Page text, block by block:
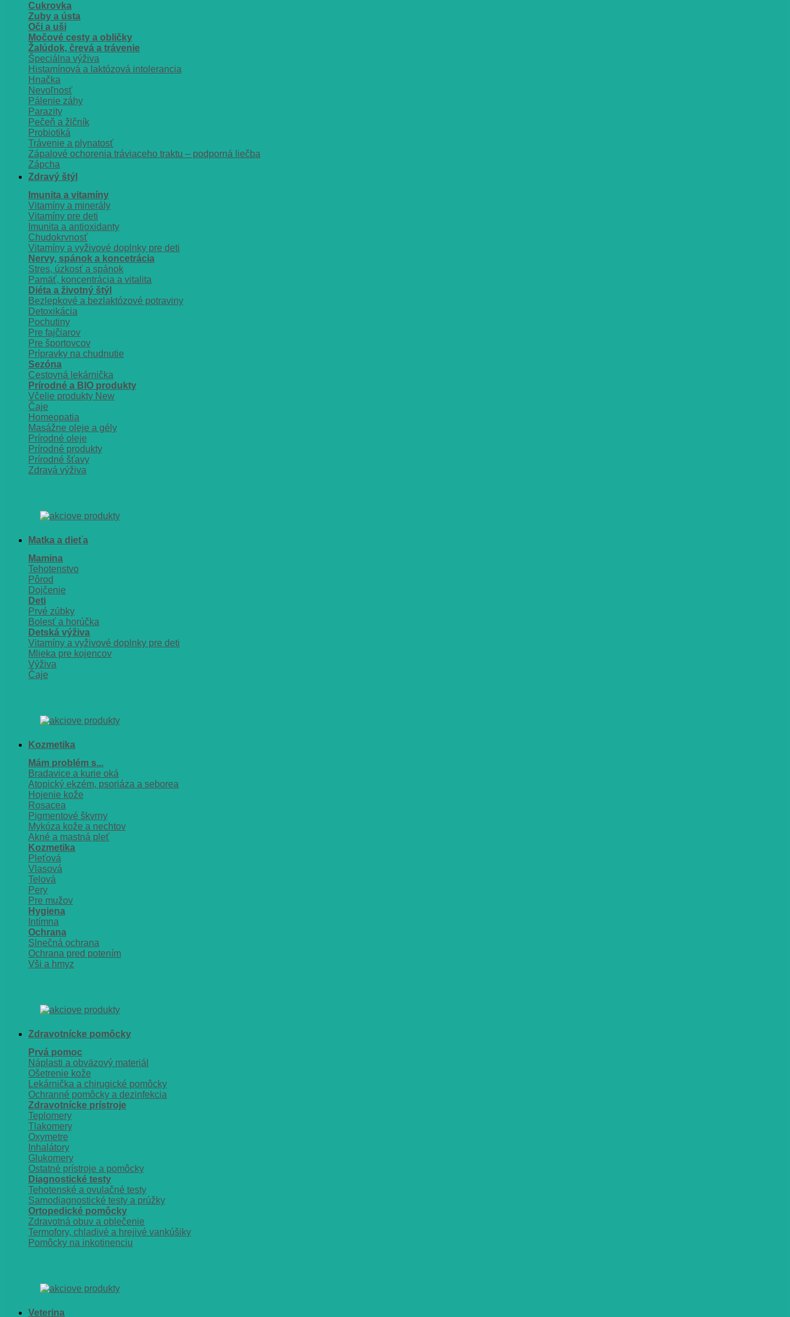
Cukrovka
Zuby a ústa
Oči a uši
Močové cesty a obličky
Žalúdok, črevá a trávenie
Špeciálna výživa
Histamínová a laktózová intolerancia
Hnačka
Nevoľnosť
Pálenie záhy
Parazity
Pečeň a žlčník
Probiotiká
Trávenie a plynatosť
Zápalové ochorenia tráviaceho traktu – podporná liečba
Zápcha
Zdravý štýl
Imunita a vitamíny
Vitamíny a minerály
Vitamíny pre deti
Imunita a antioxidanty
Chudokrvnosť
Vitamíny a vyživové doplnky pre deti
Nervy, spánok a koncetrácia
Stres, úzkosť a spánok
Pamäť, koncentrácia a vitalita
Diéta a životný štýl
Bezlepkové a bezlaktózové potraviny
Detoxikácia
Pochutiny
Pre fajčiarov
Pre športovcov
Prípravky na chudnutie
Sezóna
Cestovná lekárnička
Prírodné a BIO produkty
Včelie produkty
Čaje
Homeopatia
Masážne oleje a gély
Prírodné oleje
Prírodné produkty
Prírodné šťavy
Zdravá výživa
Matka a dieťa
Mamina
Tehotenstvo
Pôrod
Dojčenie
Deti
Prvé zúbky
Bolesť a horúčka
Detská výživa
Vitamíny a vyživové doplnky pre deti
Mlieka pre kojencov
Výživa
Čaje
Kozmetika
Mám problém s...
Bradavice a kurie oká
Atopický ekzém, psoriáza a seborea
Hojenie kože
Rosacea
Pigmentové škvrny
Mykóza kože a nechtov
Akné a mastná pleť
Kozmetika
Pleťová
Vlasová
Telová
Pery
Pre mužov
Hygiena
Intímna
Ochrana
Slnečná ochrana
Ochrana pred potením
Vši a hmyz
Zdravotnícke pomôcky
Prvá pomoc
Náplasti a obväzový materiál
Ošetrenie kože
Lekárnička a chirugické pomôcky
Ochranné pomôcky a dezinfekcia
Zdravotnícke prístroje
Teplomery
Tlakomery
Oxymetre
Inhalátory
Glukomery
Ostatné prístroje a pomôcky
Diagnostické testy
Tehotenské a ovulačné testy
Samodiagnostické testy a prúžky
Ortopedické pomôcky
Zdravotná obuv a oblečenie
Termofory, chladivé a hrejivé vankúšiky
Pomôcky na inkotinenciu
Veterina